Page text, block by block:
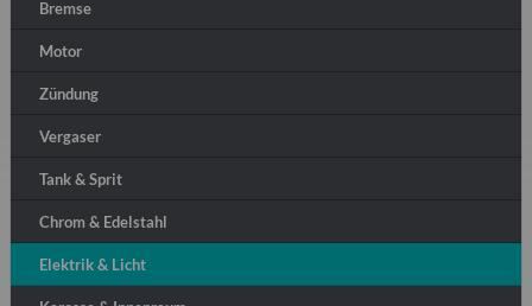
Bremse
Motor
Zündung
Vergaser
Tank & Sprit
Chrom & Edelstahl
Elektrik & Licht